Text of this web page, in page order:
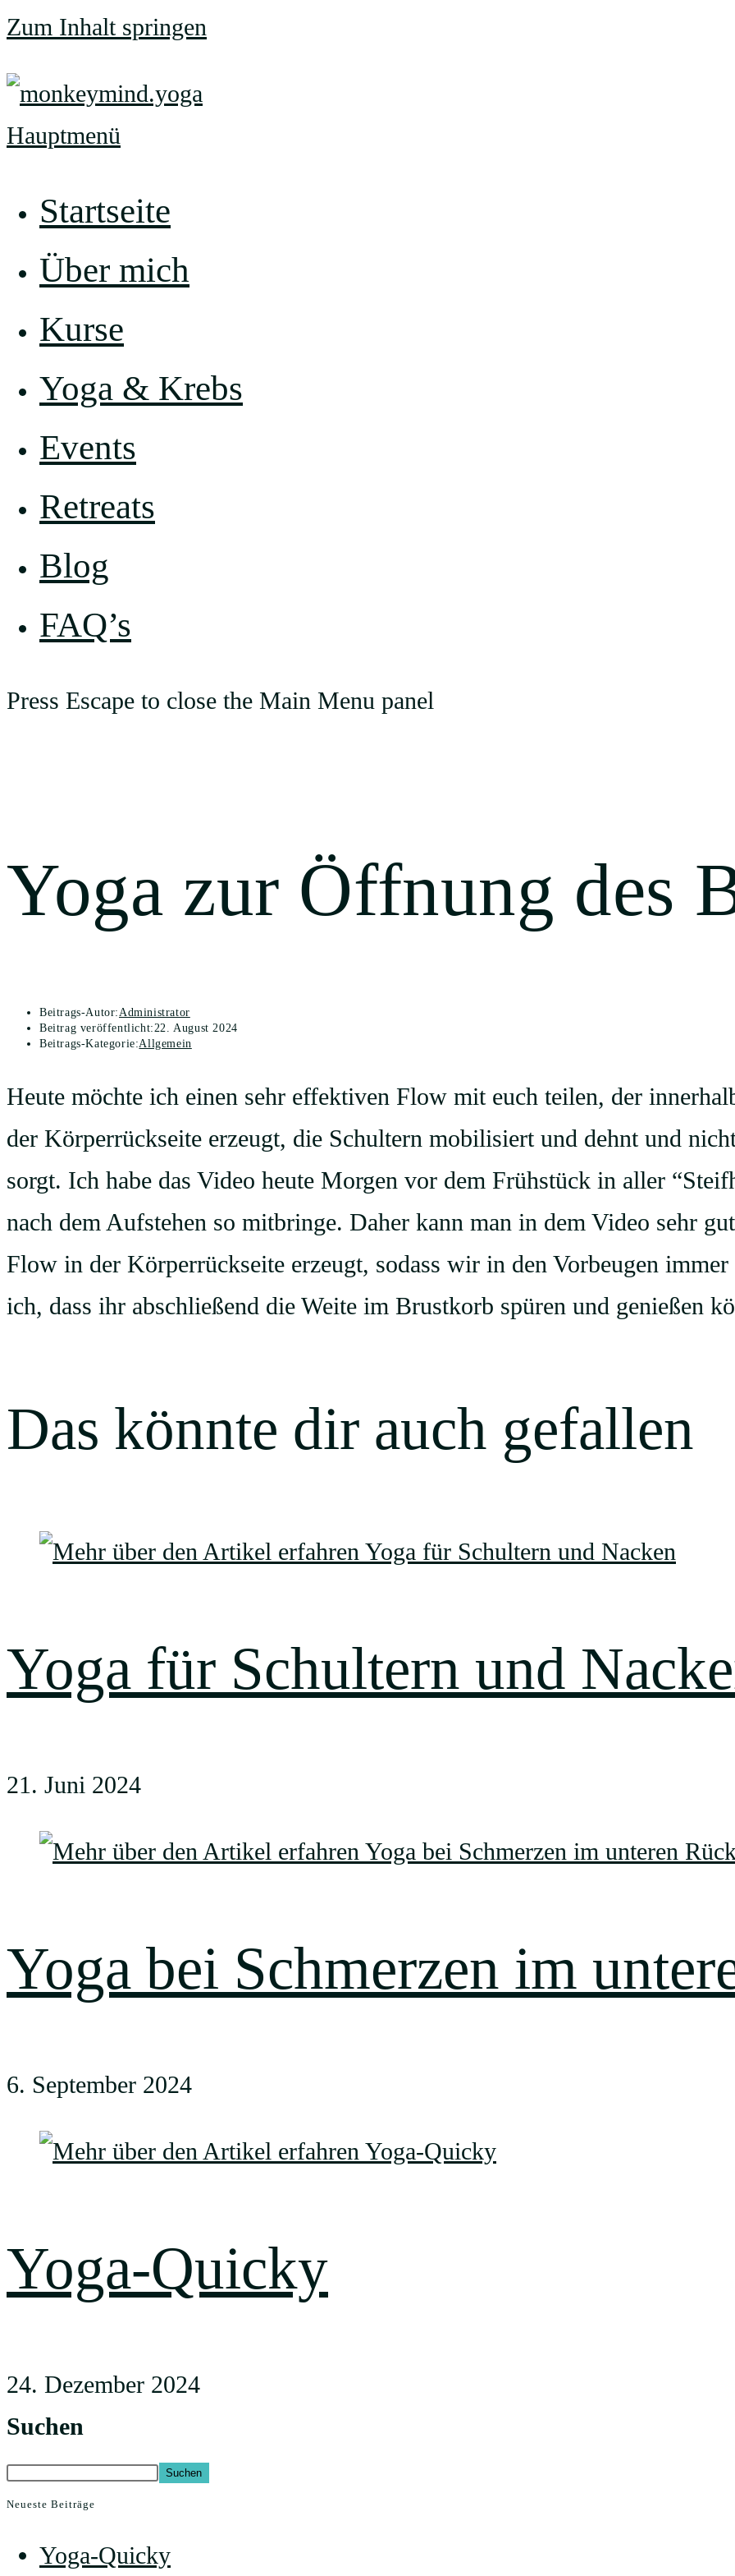
Zum Inhalt springen
Hauptmenü
Startseite
Über mich
Kurse
Yoga & Krebs
Events
Retreats
Blog
FAQ’s
Press Escape to close the Main Menu panel
Yoga zur Öffnung des
Beitrags-Autor: Administrator
Beitrag veröffentlicht: 22. August 2024
Beitrags-Kategorie:Allgemein
Heute möchte ich einen sehr effektiven Flow mit euch teilen, der
der Körperrückseite erzeugt, die Schultern mobilisiert und dehnt und
sorgt. Ich habe das Video heute Morgen vor dem Frühstück in aller
nach dem Aufstehen so mitbringe. Daher kann man in dem Video sehr
Flow in der Körperrückseite erzeugt, sodass wir in den Vorbeugen
ich, dass ihr abschließend die Weite im Brustkorb spüren und genießen
Das könnte dir auch gefallen
Yoga für Schultern und
21. Juni 2024
Yoga bei Schmerzen im
6. September 2024
Yoga-Quicky
24. Dezember 2024
Suchen
Suchen
Neueste Beiträge
Yoga-Quicky